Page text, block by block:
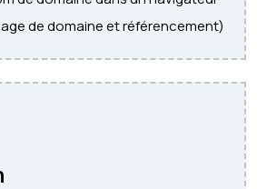
de domaine et référencement)